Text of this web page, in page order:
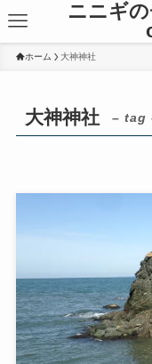
ニニギ
ホーム 大神神社
大神神社 – tag